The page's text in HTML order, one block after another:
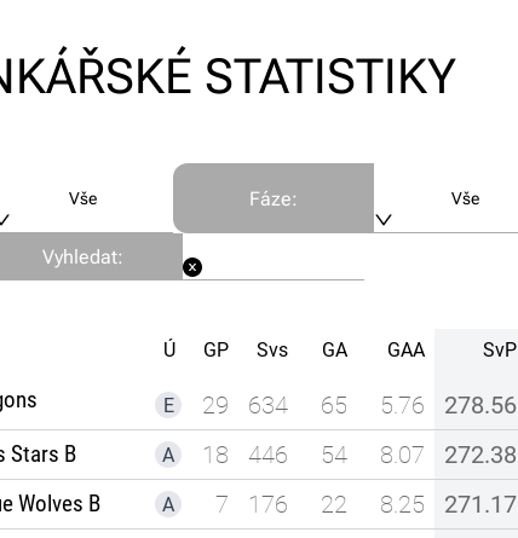
STATISTIKY
Vše Fáze: Vše
Vyhledat:
Ú GP Svs GA GAA SvP
E 29 634 65 5.76 278.56
Stars B A 18 446 54 8.07 272.38
Wolves B A 7 176 22 8.25 271.17